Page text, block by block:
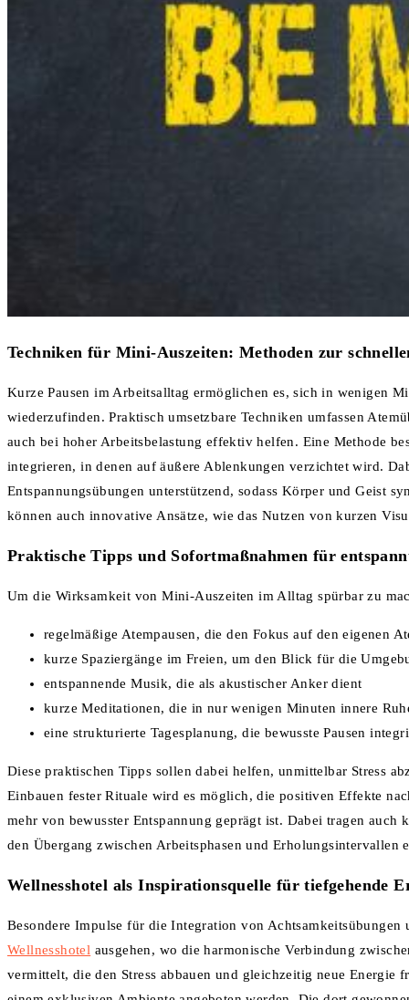
Techniken für Mini-Auszeiten: Methoden zur
Kurze Pausen im Arbeitsalltag ermöglichen es, sich in wenigen
wiederzufinden. Praktisch umsetzbare Techniken umfassen
auch bei hoher Arbeitsbelastung effektiv helfen. Eine Methode
integrieren, in denen auf äußere Ablenkungen verzichtet wird.
Entspannungsübungen unterstützend, sodass Körper und Geist
können auch innovative Ansätze, wie das Nutzen von kurzen
Praktische Tipps und Sofortmaßnahmen für
Um die Wirksamkeit von Mini-Auszeiten im Alltag spürbar zu
regelmäßige Atempausen, die den Fokus auf den eigenen
kurze Spaziergänge im Freien, um den Blick für die
entspannende Musik, die als akustischer Anker dient
kurze Meditationen, die in nur wenigen Minuten innere
eine strukturierte Tagesplanung, die bewusste Pausen
Diese praktischen Tipps sollen dabei helfen, unmittelbar Stress
Einbauen fester Rituale wird es möglich, die positiven Effekte
mehr von bewusster Entspannung geprägt ist. Dabei tragen
den Übergang zwischen Arbeitsphasen und Erholungsintervallen
Wellnesshotel als Inspirationsquelle für tiefgehende
Besondere Impulse für die Integration von
Wellnesshotel ausgehen, wo die harmonische Verbindung
vermittelt, die den Stress abbauen und gleichzeitig neue Energie